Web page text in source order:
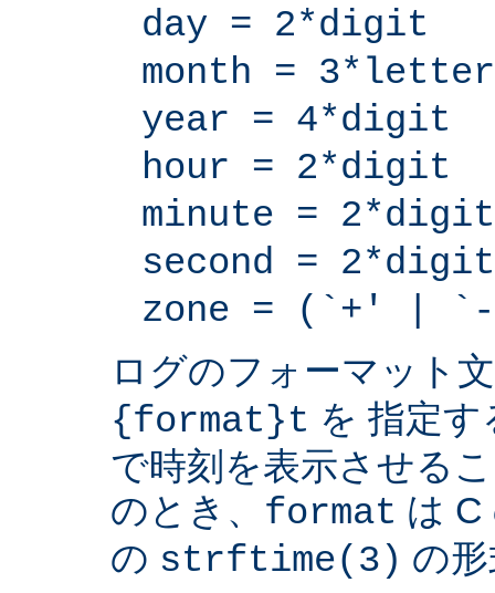
day = 2*digit
month = 3*letter
year = 4*digit
hour = 2*digit
minute = 2*digit
second = 2*digit
zone = (`+' |
ログのフォーマット
{format}t を 指定
で時刻を表示させる
のとき、 format は C
の strftime(3) の